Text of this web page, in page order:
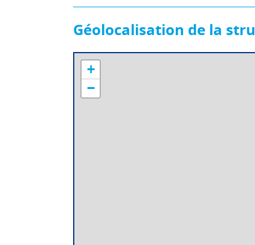
Géolocalisation de la
+
−